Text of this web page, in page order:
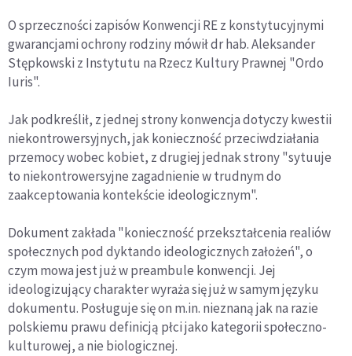
O sprzeczności zapisów Konwencji RE z konstytucyjnymi
gwarancjami ochrony rodziny mówił dr hab. Aleksander
Stępkowski z Instytutu na Rzecz Kultury Prawnej "Ordo
Iuris".
Jak podkreślił, z jednej strony konwencja dotyczy kwestii
niekontrowersyjnych, jak konieczność przeciwdziałania
przemocy wobec kobiet, z drugiej jednak strony "sytuuje
to niekontrowersyjne zagadnienie w trudnym do
zaakceptowania kontekście ideologicznym".
Dokument zakłada "konieczność przekształcenia realiów
społecznych pod dyktando ideologicznych założeń", o
czym mowa jest już w preambule konwencji. Jej
ideologizujący charakter wyraża się już w samym języku
dokumentu. Posługuje się on m.in. nieznaną jak na razie
polskiemu prawu definicją płci jako kategorii społeczno-
kulturowej, a nie biologicznej.